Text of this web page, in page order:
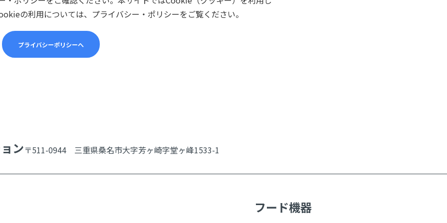
の利用については、プライバシー・ポリシーをご覧ください。
プライバシーポリシーへ
ン〒511-0944 三重県桑名市大字芳ヶ崎字堂ヶ峰1533-1
フード機器